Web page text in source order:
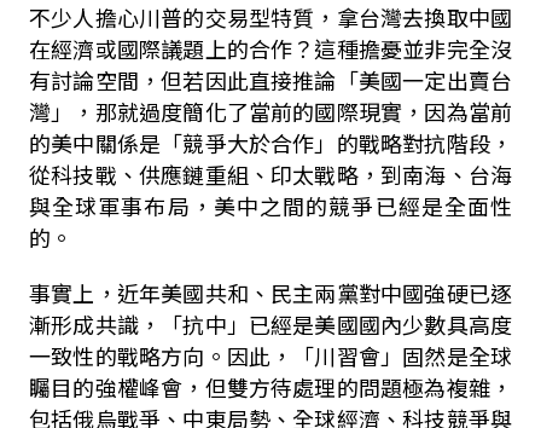
不少人擔心川普的交易型特質，拿台灣去換取中國
在經濟或國際議題上的合作？這種擔憂並非完全沒
有討論空間，但若因此直接推論「美國一定出賣台
灣」，那就過度簡化了當前的國際現實，因為當前
的美中關係是「競爭大於合作」的戰略對抗階段，
從科技戰、供應鏈重組、印太戰略，到南海、台海
與全球軍事布局，美中之間的競爭已經是全面性
的。
事實上，近年美國共和、民主兩黨對中國強硬已逐
漸形成共識，「抗中」已經是美國國內少數具高度
一致性的戰略方向。因此，「川習會」固然是全球
矚目的強權峰會，但雙方待處理的問題極為複雜，
包括俄烏戰爭、中東局勢、全球經濟、科技競爭與